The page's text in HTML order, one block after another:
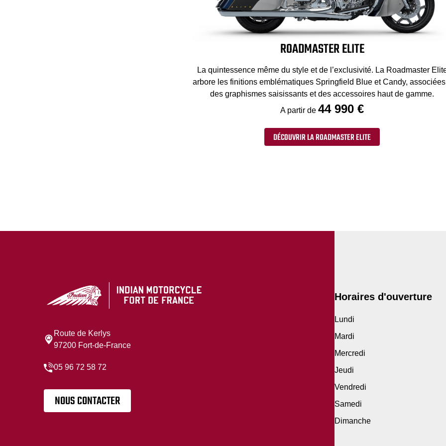
ROADMASTER ELITE
La quintessence même du style et de l’exclusivité. La Roadmaster
arbore les finitions emblématiques Springfield Blue et Candy,
des graphismes saisissants et des accessoires haut de gamme.
A partir de 44 990 €
DÉCOUVRIR LA ROADMASTER ELITE
Route de Kerlys
97200 Fort-de-France
05 96 72 58 72
NOUS CONTACTER
Horaires d'ouverture
Lundi
Mardi
Mercredi
Jeudi
Vendredi
Samedi
Dimanche